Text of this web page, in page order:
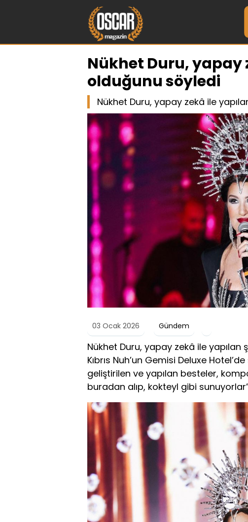
Nükhet Duru, yapay
olduğunu söyledi
Nükhet Duru, yapay zekâ ile
03 Ocak 2026 Gündem
Nükhet Duru, yapay zekâ ile yapılan
Kıbrıs Nuh’un Gemisi Deluxe
geliştirilen ve yapılan besteler,
buradan alıp, kokteyl gibi